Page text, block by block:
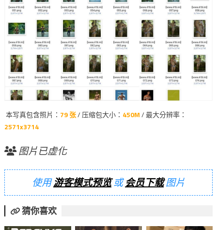
本写真包含照片： 79 张/ 压缩包大小： 450M/ 最大分辨率：
2571x3714
图片已虚化
使用游客模式预览或会员下载图片
猜你喜欢